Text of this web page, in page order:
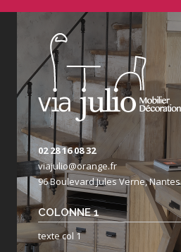
02 28 16 08 32
viajulio@orange.fr
96 Boulevard Jules Verne, Nantes
COLONNE 1
texte col 1